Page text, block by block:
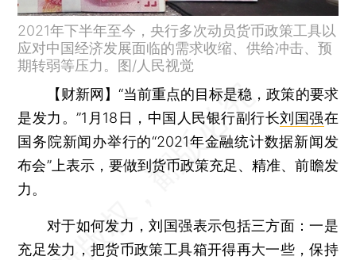
2021年下半年至今，央行多次动员货币政策工具以
应对中国经济发展面临的需求收缩、供给冲击、预
期转弱等压力。图/人民视觉
【财新网】 “当前重点的目标是稳，政策的要求
是发力。”1月18日，中国人民银行副行长刘国强在
国务院新闻办举行的“2021年金融统计数据新闻发
布会”上表示，要做到货币政策充足、精准、前瞻发
力。
对于如何发力，刘国强表示包括三方面：一是
充足发力，把货币政策工具箱开得再大一些，保持